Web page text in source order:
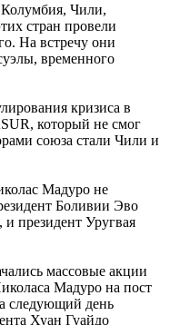
Чили,
стран провели
На встречу они
временного
кризиса в
который не смог
союза стали Чили и
Мадуро не
Боливии Эво
президент Уругвая
массовые акции
Мадуро на пост
следующий день
Хуан Гуайдо